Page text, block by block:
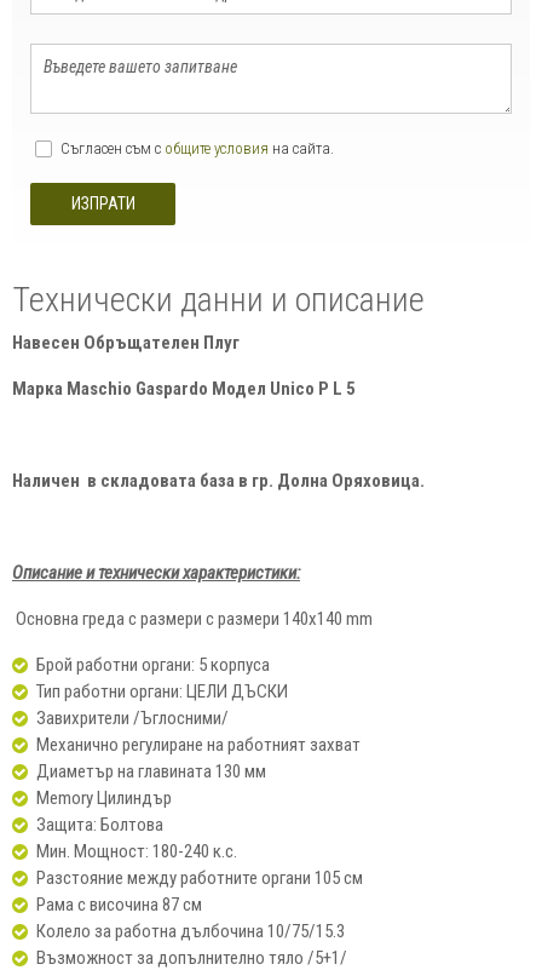
Съгласен съм с общите условия на сайта.
ИЗПРАТИ
Технически данни и описание
Навесен Обръщателен Плуг
Марка Maschio Gaspardo Модел Unico P L 5
Наличен в складовата база в гр. Долна Оряховица.
Описание и технически характеристики:
Основна греда с размери с размери 140х140 mm
Брой работни органи: 5 корпуса
Тип работни органи: ЦЕЛИ ДЪСКИ
Завихрители /Ъглосними/
Механично регулиране на работният захват
Диаметър на главината 130 мм
Memory Цилиндър
Защита: Болтова
Мин. Мощност: 180-240 к.с.
Разстояние между работните органи 105 см
Рама с височина 87 см
Колело за работна дълбочина 10/75/15.3
Възможност за допълнително тяло /5+1/